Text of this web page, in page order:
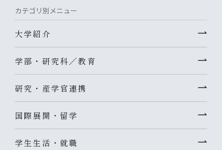
カテゴリ別メニュー
大学紹介
学部・研究科／教育
研究・産学官連携
国際展開・留学
学生生活・就職